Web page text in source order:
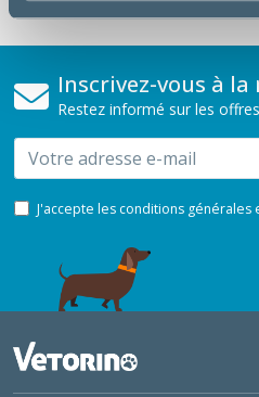
Inscrivez-vous à
Restez informé sur les
Email
J'accepte les conditions